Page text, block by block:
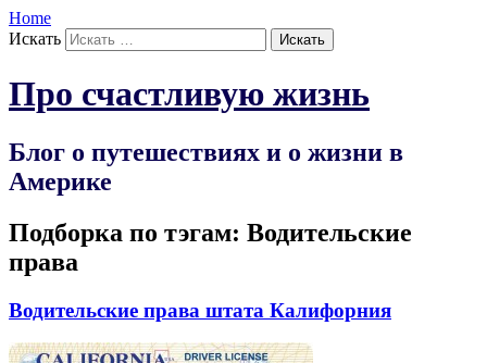
Home
Искать
Про счастливую жизнь
Блог о путешествиях и о жизни в
Америке
Подборка по тэгам: Водительские
права
Водительские права штата Калифорния